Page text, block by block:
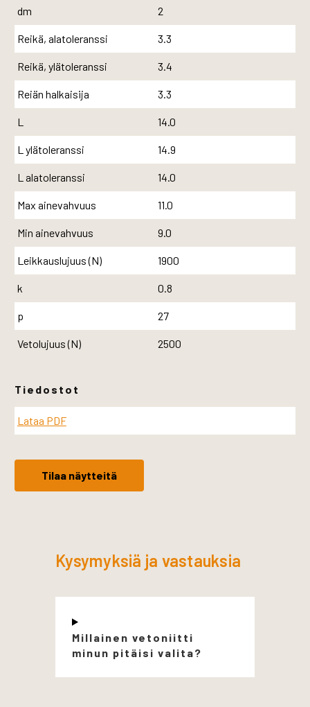
dm 2
Reikä, alatoleranssi 3.3
Reikä, ylätoleranssi 3.4
Reiän halkaisija 3.3
L 14.0
L ylätoleranssi 14.9
L alatoleranssi 14.0
Max ainevahvuus 11.0
Min ainevahvuus 9.0
Leikkauslujuus (N) 1900
k 0.8
p 27
Vetolujuus (N) 2500
Tiedostot
Lataa PDF
Tilaa näytteitä
Kysymyksiä ja vastauksia
Millainen vetoniitti
minun pitäisi valita?